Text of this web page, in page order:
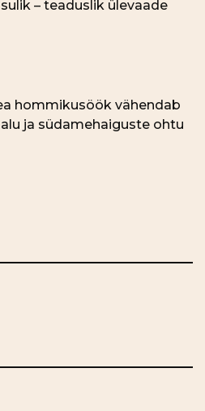
– teaduslik ülevaade
hommikusöök vähendab
ja südamehaiguste ohtu